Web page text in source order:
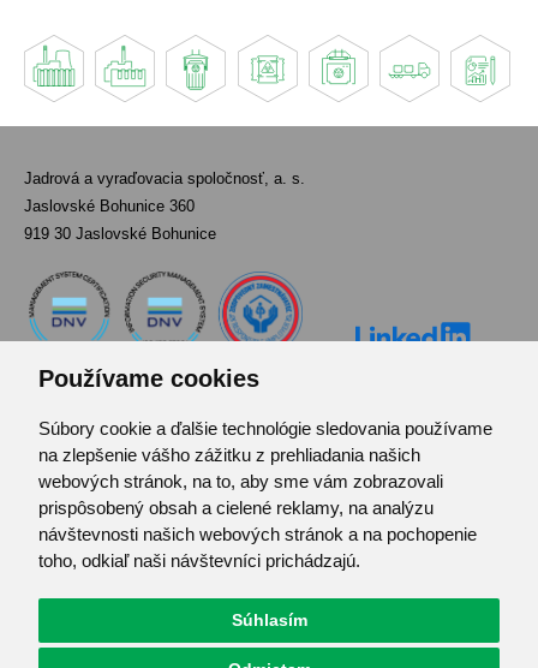
Používame cookies
Súbory cookie a ďalšie technológie sledovania používame
na zlepšenie vášho zážitku z prehliadania našich
webových stránok, na to, aby sme vám zobrazovali
prispôsobený obsah a cielené reklamy, na analýzu
návštevnosti našich webových stránok a na pochopenie
toho, odkiaľ naši návštevníci prichádzajú.
Súhlasím
Jadrová a vyraďovacia spoločnosť, a. s.
Jaslovské Bohunice 360
919 30 Jaslovské Bohunice
Kontakt
Pozvánka do infocentra
Zoznam použitých skratiek
Mapa stránok
RSS
Centrum predvolieb cookies